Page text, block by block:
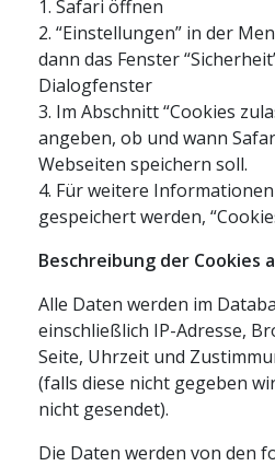
1. Safari öffnen
2. “Einstellungen” in der
dann das Fenster
Dialogfenster
3. Im Abschnitt “Cookies
angeben, ob und wann
Webseiten speichern soll.
4. Für weitere
gespeichert werden,
Beschreibung der Cookies
Alle Daten werden im
einschließlich IP-Adresse,
Seite, Uhrzeit und
(falls diese nicht gegeben
nicht gesendet).
Die Daten werden von den